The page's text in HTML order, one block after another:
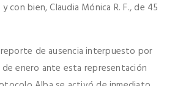
con bien, Claudia Mónica R. F., de 45
de ausencia interpuesto por
de enero ante esta representación